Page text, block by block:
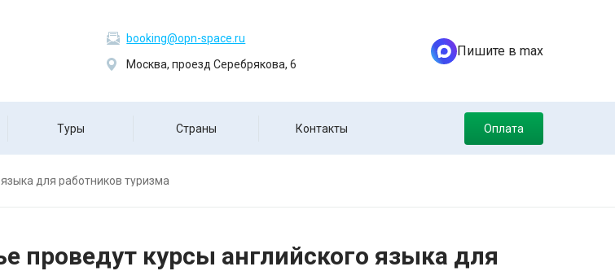
booking@opn-space.ru
Москва, проезд Серебрякова, 6
Пишите в max
Туры Страны Контакты Оплата
для работников туризма
проведут курсы английского языка для